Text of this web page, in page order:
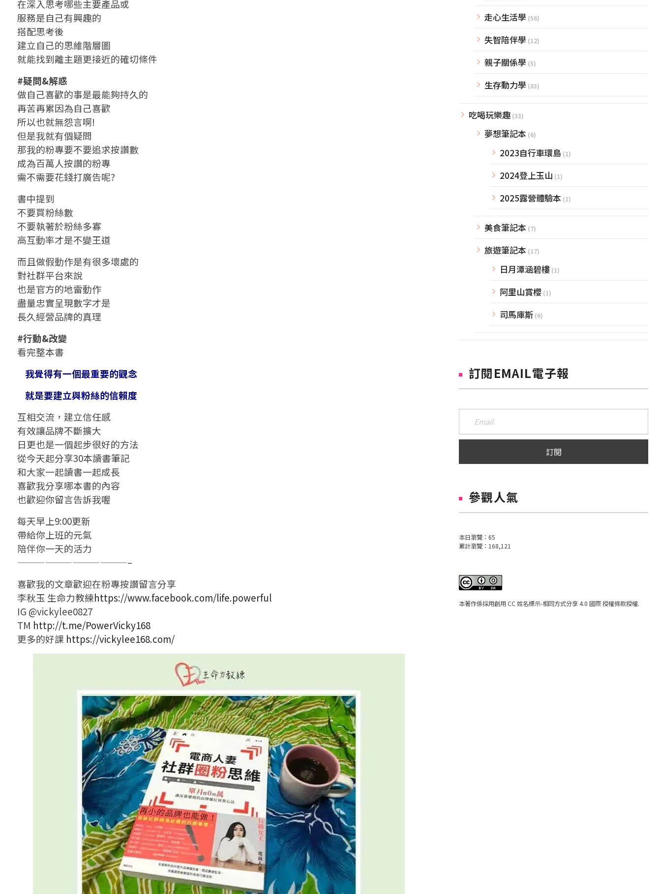
在深入思考哪些主要產品或
服務是自己有興趣的
搭配思考後
建立自己的思維階層圖
就能找到離主題更接近的確切條件
#疑問&解惑
做自己喜歡的事是最能夠持久的
再苦再累因為自己喜歡
所以也就無怨言啊!
但是我就有個疑問
那我的粉專要不要追求按讚數
成為百萬人按讚的粉專
需不需要花錢打廣告呢?
書中提到
不要買粉絲數
不要執著於粉絲多寡
高互動率才是不變王道
而且做假動作是有很多壞處的
對社群平台來說
也是官方的地雷動作
盡量忠實呈現數字才是
長久經營品牌的真理
#行動&改變
看完整本書
我覺得有一個最重要的觀念
就是要建立與粉絲的信賴度
互相交流，建立信任感
有效讓品牌不斷擴大
日更也是一個起步很好的方法
從今天起分享30本讀書筆記
和大家一起讀書一起成長
喜歡我分享哪本書的內容
也歡迎你留言告訴我喔
每天早上9:00更新
帶給你上班的元氣
陪伴你一天的活力
————————————–
喜歡我的文章歡迎在粉專按讚留言分享
李秋玉 生命力教練https://www.facebook.com/life.powerful
IG @vickylee0827
TM http://t.me/PowerVicky168
更多的好課 https://vickylee168.com/
走心生活學 (56)
失智陪伴學 (12)
親子關係學 (5)
生存動力學 (83)
吃喝玩樂趣 (33)
夢想筆記本 (6)
2023自行車環島 (1)
2024登上玉山 (1)
2025露營體驗本 (1)
美食筆記本 (7)
旅遊筆記本 (17)
日月潭涵碧樓 (1)
阿里山賞櫻 (1)
司馬庫斯 (6)
訂閱EMAIL電子報
參觀人氣
本日瀏覽：65
累計瀏覽：168,121
本著作係採用創用 CC 姓名標示-相同方式分享 4.0 國際 授權條款授權.